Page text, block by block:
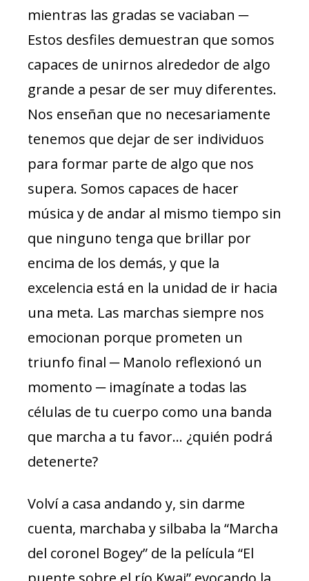
mientras las gradas se vaciaban ─
Estos desfiles demuestran que somos
capaces de unirnos alrededor de algo
grande a pesar de ser muy diferentes.
Nos enseñan que no necesariamente
tenemos que dejar de ser individuos
para formar parte de algo que nos
supera. Somos capaces de hacer
música y de andar al mismo tiempo sin
que ninguno tenga que brillar por
encima de los demás, y que la
excelencia está en la unidad de ir hacia
una meta. Las marchas siempre nos
emocionan porque prometen un
triunfo final ─ Manolo reflexionó un
momento ─ imagínate a todas las
células de tu cuerpo como una banda
que marcha a tu favor… ¿quién podrá
detenerte?
Volví a casa andando y, sin darme
cuenta, marchaba y silbaba la “Marcha
del coronel Bogey” de la película “El